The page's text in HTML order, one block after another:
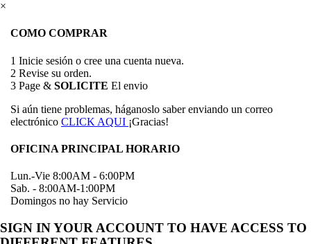
×
COMO COMPRAR
1 Inicie sesión o cree una cuenta nueva.
2 Revise su orden.
3 Page & SOLICITE El envio
Si aún tiene problemas, háganoslo saber enviando un correo
electrónico CLICK AQUI ¡Gracias!
OFICINA PRINCIPAL HORARIO
Lun.-Vie 8:00AM - 6:00PM
Sab. - 8:00AM-1:00PM
Domingos no hay Servicio
SIGN IN YOUR ACCOUNT TO HAVE ACCESS TO